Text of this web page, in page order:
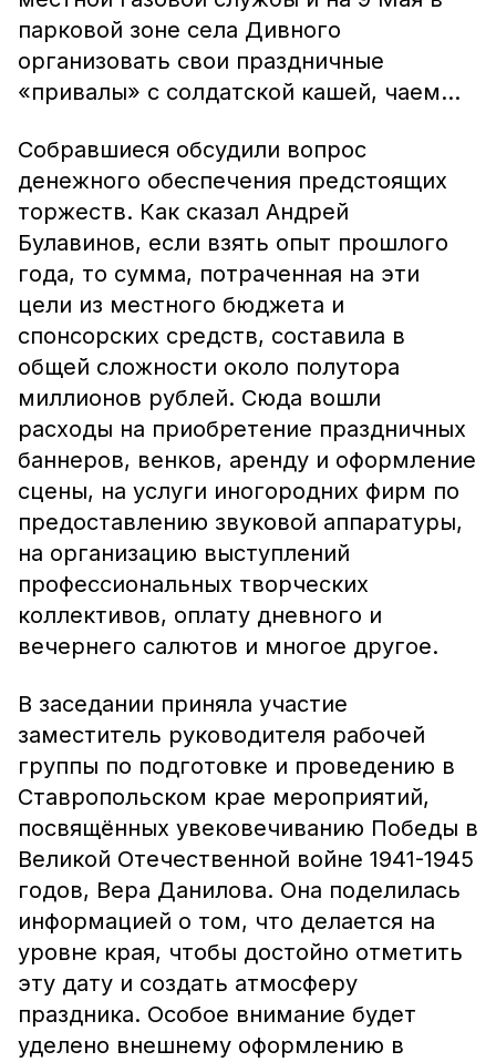
парковой зоне села Дивного
организовать свои праздничные
«привалы» с солдатской кашей, чаем…
Собравшиеся обсудили вопрос
денежного обеспечения предстоящих
торжеств. Как сказал Андрей
Булавинов, если взять опыт прошлого
года, то сумма, потраченная на эти
цели из местного бюджета и
спонсорских средств, составила в
общей сложности около полутора
миллионов рублей. Сюда вошли
расходы на приобретение праздничных
баннеров, венков, аренду и оформление
сцены, на услуги иногородних фирм по
предоставлению звуковой аппаратуры,
на организацию выступлений
профессиональных творческих
коллективов, оплату дневного и
вечернего салютов и многое другое.
В заседании приняла участие
заместитель руководителя рабочей
группы по подготовке и проведению в
Ставропольском крае мероприятий,
посвящённых увековечиванию Победы в
Великой Отечественной войне 1941-1945
годов, Вера Данилова. Она поделилась
информацией о том, что делается на
уровне края, чтобы достойно отметить
эту дату и создать атмосферу
праздника. Особое внимание будет
уделено внешнему оформлению в